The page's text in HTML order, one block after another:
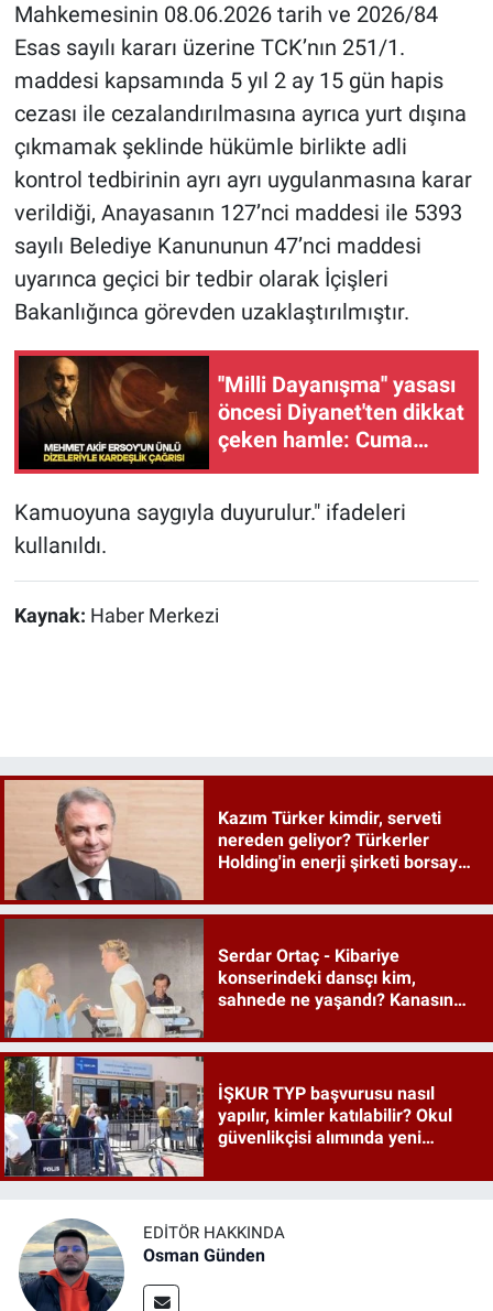
Mahkemesinin 08.06.2026 tarih ve 2026/84
Esas sayılı kararı üzerine TCK’nın 251/1.
maddesi kapsamında 5 yıl 2 ay 15 gün hapis
cezası ile cezalandırılmasına ayrıca yurt dışına
çıkmamak şeklinde hükümle birlikte adli
kontrol tedbirinin ayrı ayrı uygulanmasına karar
verildiği, Anayasanın 127’nci maddesi ile 5393
sayılı Belediye Kanununun 47’nci maddesi
uyarınca geçici bir tedbir olarak İçişleri
Bakanlığınca görevden uzaklaştırılmıştır.
''Milli Dayanışma'' yasası
öncesi Diyanet'ten dikkat
çeken hamle: Cuma
hutbesinin konusu
Kamuoyuna saygıyla duyurulur." ifadeleri
kullanıldı.
Kaynak: Haber Merkezi
Kazım Türker kimdir, serveti
nereden geliyor? Türkerler
Holding'in enerji şirketi borsaya
Serdar Ortaç - Kibariye
konserindeki dansçı kim,
sahnede ne yaşandı? Kanasın
İŞKUR TYP başvurusu nasıl
yapılır, kimler katılabilir? Okul
güvenlikçisi alımında yeni
EDITÖR HAKKINDA
Osman Günden